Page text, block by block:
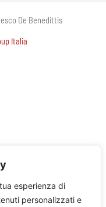
esperienza di
personalizzati e
De Benedittis
Italia